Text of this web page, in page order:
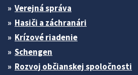
Verejná správa
Hasiči a záchranári
Krízové riadenie
Schengen
Rozvoj občianskej spoločnosti